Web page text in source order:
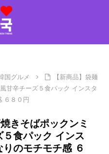
国グルメ
【新商品】袋麺
甘辛チーズ５食パック インスタ
６８０円
きそばポックンミ
５食パック インス
のモチモチ感 ６